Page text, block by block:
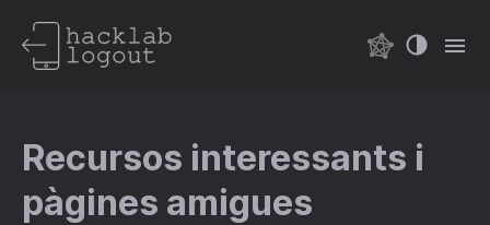
Recursos interessants i
pàgines amigues